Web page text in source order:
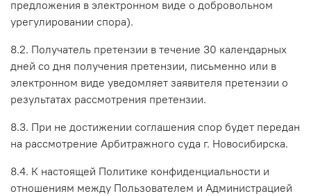
предложения в электронном виде о добровольном
урегулировании спора).
8.2. Получатель претензии в течение 30 календарных
дней со дня получения претензии, письменно или в
электронном виде уведомляет заявителя претензии о
результатах рассмотрения претензии.
8.3. При не достижении соглашения спор будет передан
на рассмотрение Арбитражного суда г. Новосибирска.
8.4. К настоящей Политике конфиденциальности и
отношениям между Пользователем и Администрацией